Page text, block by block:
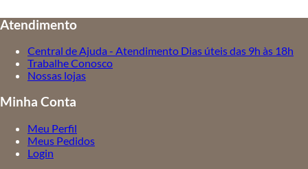
Atendimento
Central de Ajuda - Atendimento Dias úteis das 9h às 18h
Trabalhe Conosco
Nossas lojas
Minha Conta
Meu Perfil
Meus Pedidos
Login